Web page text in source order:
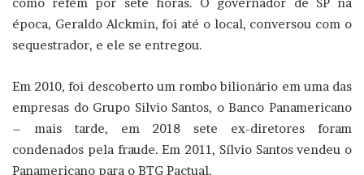
época, Geraldo Alckmin, foi até o local, conversou com o
sequestrador, e ele se entregou.
Em 2010, foi descoberto um rombo bilionário em uma das
empresas do Grupo Silvio Santos, o Banco Panamericano
– mais tarde, em 2018 sete ex-diretores foram
condenados pela fraude. Em 2011, Sílvio Santos vendeu o
Panamericano para o BTG Pactual.